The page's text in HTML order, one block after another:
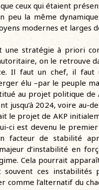
ceux qui étaient
peu la même
modernes et larges de
une stratégie à priori
on le retrouve
Il faut un chef, il
élu –par le peuple
au projet politique
jusqu’à 2024, voire au-
le projet de AKP
ci est devenu le
facteur de stabilité
d’instabilité en
Cela pourrait
souvent ces
comme l’alternatif du